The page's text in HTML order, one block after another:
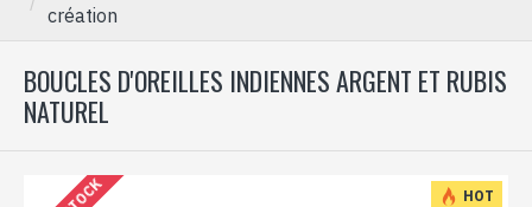
création
BOUCLES D'OREILLES INDIENNES ARGENT ET RUBIS
NATUREL
HOT